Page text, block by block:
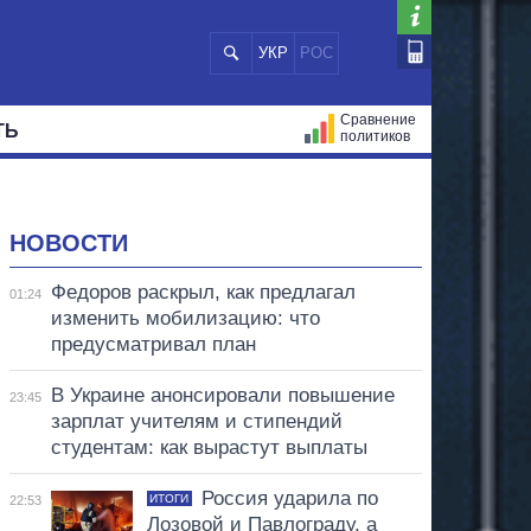
УКР РОС
Сравнение
политиков
НОВОСТИ
01:24
Федоров раскрыл, как предлагал
изменить мобилизацию: что
предусматривал план
23:45
В Украине анонсировали повышение
зарплат учителям и стипендий
студентам: как вырастут выплаты
22:53 ИТОГИ
Россия ударила по
Лозовой и Павлограду, а